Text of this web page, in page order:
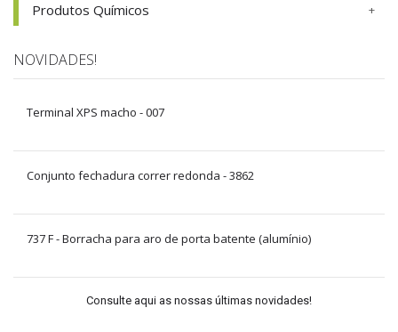
Produtos Químicos
NOVIDADES!
Terminal XPS macho - 007
Conjunto fechadura correr redonda - 3862
737 F - Borracha para aro de porta batente (alumínio)
Consulte aqui as nossas últimas novidades!